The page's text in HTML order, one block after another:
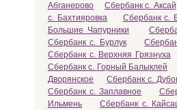
Абганерово
Сбербанк с. Аксай
с. Бахтияровка
Сбербанк с.
Большие Чапурники
Сбербанк с. Бурлук
Сбербанк с. Верхняя Грязнуха
Сбербанк с. Горный Балыклей
Дворянское
Сбербанк с.
Сбербанк с. Заплавное
Ильмень
Сбербанк с.